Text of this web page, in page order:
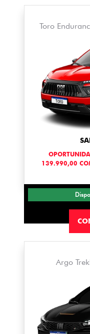
Toro
139.990,00
Argo